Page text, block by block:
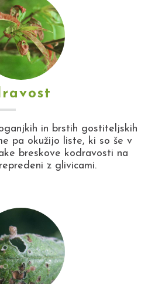
in brstih gostiteljskih
pa okužijo liste, ki so še v
breskove kodravosti na
z glivicami.